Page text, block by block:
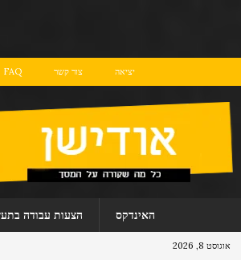
FAQ צור קשר יציאה
הצעות עבודה האינדקס
אוגוסט 8, 2026